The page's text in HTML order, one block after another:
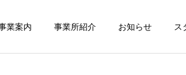
業案内 事業所紹介 お知らせ ス